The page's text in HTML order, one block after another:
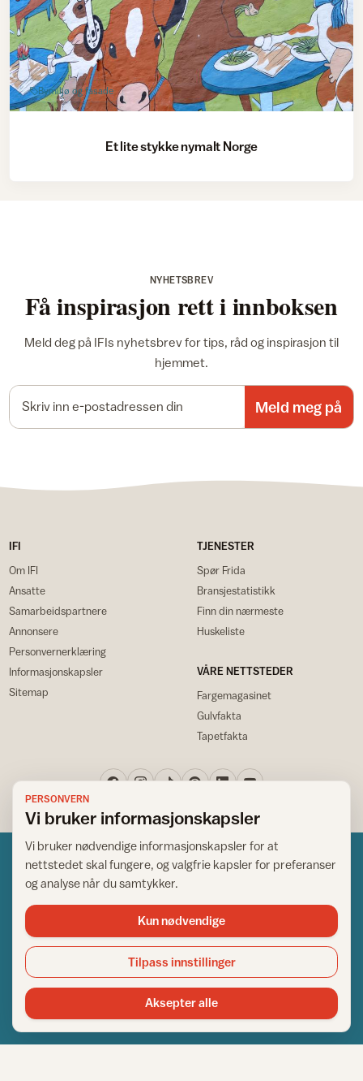
Bymiljø og fasade
Et lite stykke nymalt Norge
NYHETSBREV
Få inspirasjon rett i innboksen
Meld deg på IFIs nyhetsbrev for tips, råd og inspirasjon til
hjemmet.
Meld meg på
IFI
Om IFI
Ansatte
Samarbeidspartnere
Annonsere
Personvernerklæring
Informasjonskapsler
Sitemap
TJENESTER
Spør Frida
Bransjestatistikk
Finn din nærmeste
Huskeliste
VÅRE NETTSTEDER
Fargemagasinet
Gulvfakta
Tapetfakta
Norsk råd for hjem og bygg
Copyright © 1995-2026. All Rights Reserved.
Ansvarlig redaktør: Helge Bod Vangen
Utgiver: IFI - Norsk råd for hjem og bygg
PERSONVERN
Vi bruker informasjonskapsler
Vi bruker nødvendige informasjonskapsler for at
nettstedet skal fungere, og valgfrie kapsler for preferanser
og analyse når du samtykker.
Kun nødvendige
Tilpass innstillinger
Aksepter alle